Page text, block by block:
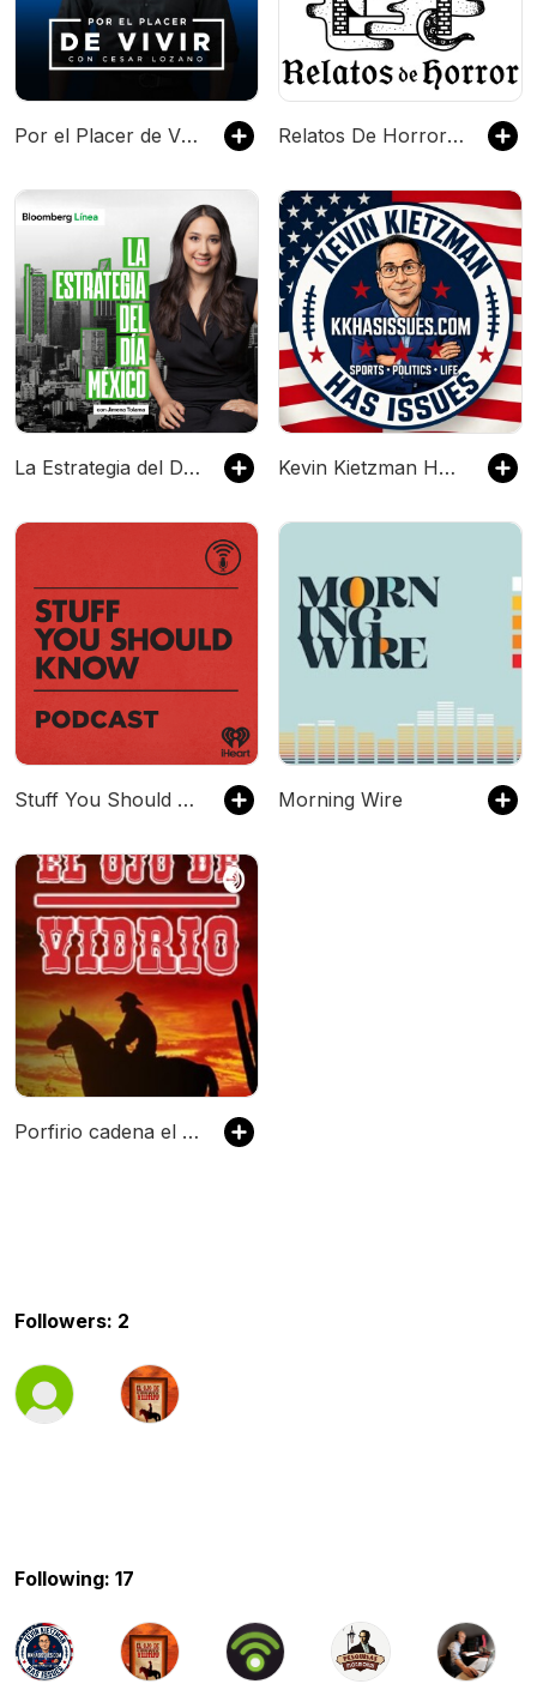
Por el Placer de Vivir con el Dr. Cesar Lozano Relatos De Horror (Historias De Terror)
La Estrategia del Día México Kevin Kietzman Has Issues
Stuff You Should Know Morning Wire
Porfirio cadena el ojo de vidrio
Followers: 2
Following: 17